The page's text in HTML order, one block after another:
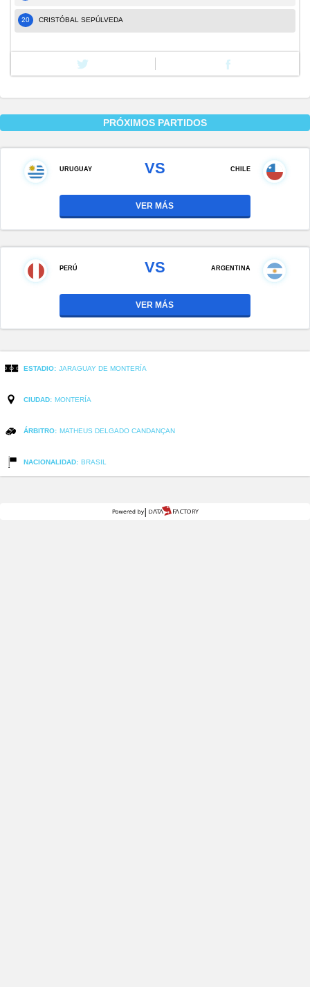
20 CRISTÓBAL SEPÚLVEDA
PRÓXIMOS PARTIDOS
URUGUAY VS CHILE
VER MÁS
PERÚ VS ARGENTINA
VER MÁS
ESTADIO: JARAGUAY DE MONTERÍA
CIUDAD: MONTERÍA
ÁRBITRO: MATHEUS DELGADO CANDANÇAN
NACIONALIDAD: BRASIL